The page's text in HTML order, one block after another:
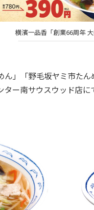
横濱一品香「創業66周年 大
」「野毛坂ヤミ市た
ー南サウスウッド店に